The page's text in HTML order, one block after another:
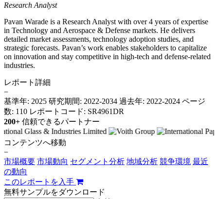
Research Analyst
Pavan Warade is a Research Analyst with over 4 years of expertise
in Technology and Aerospace & Defense markets. He delivers
detailed market assessments, technology adoption studies, and
strategic forecasts. Pavan’s work enables stakeholders to capitalize
on innovation and stay competitive in high-tech and defense-related
industries.
レポート詳細
−
基準年: 2025 研究期間: 2022-2034 過去年: 2022-2024 ページ
数: 110 レポートコード: SR4961DR
200+ 信頼できるパートナー
コンテンツへ移動
−
市場概要 市場動向 セグメント分析 地域分析 競争環境 最近
の動向
このレポートを入手
無料サンプルをダウンロード